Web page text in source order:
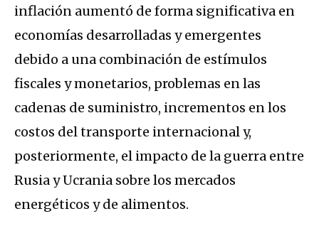
inflación aumentó de forma significativa en
economías desarrolladas y emergentes
debido a una combinación de estímulos
fiscales y monetarios, problemas en las
cadenas de suministro, incrementos en los
costos del transporte internacional y,
posteriormente, el impacto de la guerra entre
Rusia y Ucrania sobre los mercados
energéticos y de alimentos.